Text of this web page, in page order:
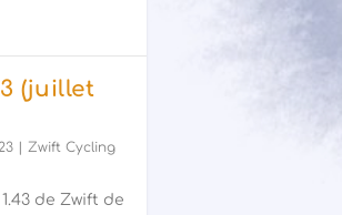
(juillet
Zwift Cycling
de Zwift de